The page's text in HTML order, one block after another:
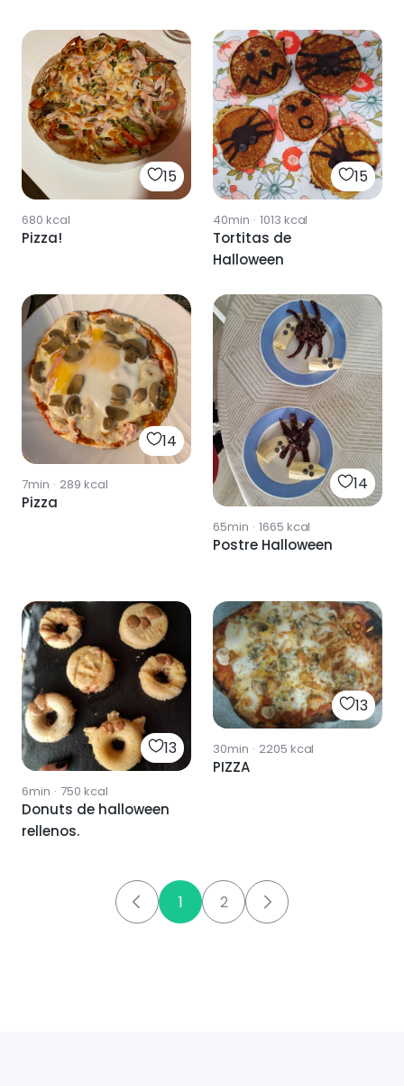
15
680 kcal
Pizza!
15
40min · 1013 kcal
Tortitas de
Halloween
14
7min · 289 kcal
Pizza
14
65min · 1665 kcal
Postre Halloween
13
6min · 750 kcal
Donuts de halloween
rellenos.
13
30min · 2205 kcal
PIZZA
1 2